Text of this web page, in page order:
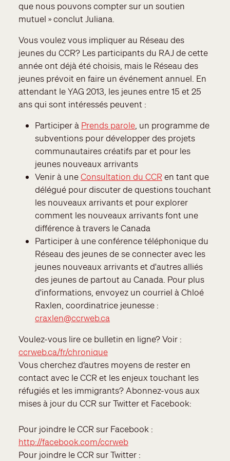
que nous pouvons compter sur un soutien
mutuel » conclut Juliana.
Vous voulez vous impliquer au Réseau des
jeunes du CCR? Les participants du RAJ de cette
année ont déjà été choisis, mais le Réseau des
jeunes prévoit en faire un événement annuel. En
attendant le YAG 2013, les jeunes entre 15 et 25
ans qui sont intéressés peuvent :
Participer à Prends parole, un programme de
subventions pour développer des projets
communautaires créatifs par et pour les
jeunes nouveaux arrivants
Venir à uneConsultation du CCR en tant que
délégué pour discuter de questions touchant
les nouveaux arrivants et pour explorer
comment les nouveaux arrivants font une
différence à travers le Canada
Participer à une conférence téléphonique du
Réseau des jeunes de se connecter avec les
jeunes nouveaux arrivants et d'autres alliés
des jeunes de partout au Canada. Pour plus
d'informations, envoyez un courriel à Chloé
Raxlen, coordinatrice jeunesse :
craxlen@ccrweb.ca
Voulez-vous lire ce bulletin en ligne? Voir :
ccrweb.ca/fr/chronique
Vous cherchez d’autres moyens de rester en
contact avec le CCR et les enjeux touchant les
réfugiés et les immigrants? Abonnez-vous aux
mises à jour du CCR sur Twitter et Facebook:
Pour joindre le CCR sur Facebook :
http://facebook.com/ccrweb
Pour joindre le CCR sur Twitter :